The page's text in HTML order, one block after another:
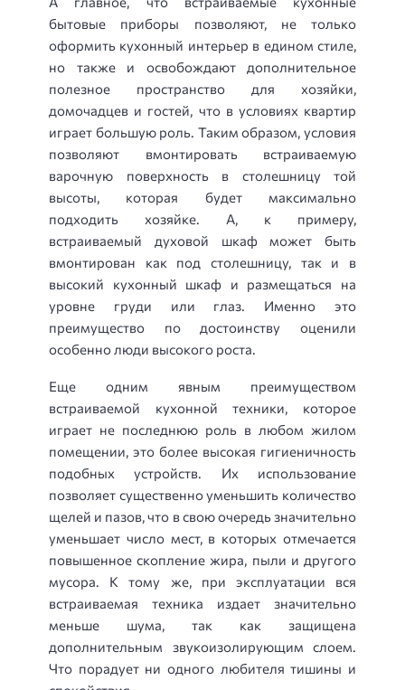
бытовые приборы позволяют, не только
оформить кухонный интерьер в едином стиле,
но также и освобождают дополнительное
полезное пространство для хозяйки,
домочадцев и гостей, что в условиях квартир
играет большую роль. Таким образом, условия
позволяют вмонтировать встраиваемую
варочную поверхность в столешницу той
высоты, которая будет максимально
подходить хозяйке. А, к примеру,
встраиваемый духовой шкаф может быть
вмонтирован как под столешницу, так и в
высокий кухонный шкаф и размещаться на
уровне груди или глаз. Именно это
преимущество по достоинству оценили
особенно люди высокого роста.
Еще одним явным преимуществом
встраиваемой кухонной техники, которое
играет не последнюю роль в любом жилом
помещении, это более высокая гигиеничность
подобных устройств. Их использование
позволяет существенно уменьшить количество
щелей и пазов, что в свою очередь значительно
уменьшает число мест, в которых отмечается
повышенное скопление жира, пыли и другого
мусора. К тому же, при эксплуатации вся
встраиваемая техника издает значительно
меньше шума, так как защищена
дополнительным звукоизолирующим слоем.
Что порадует ни одного любителя тишины и